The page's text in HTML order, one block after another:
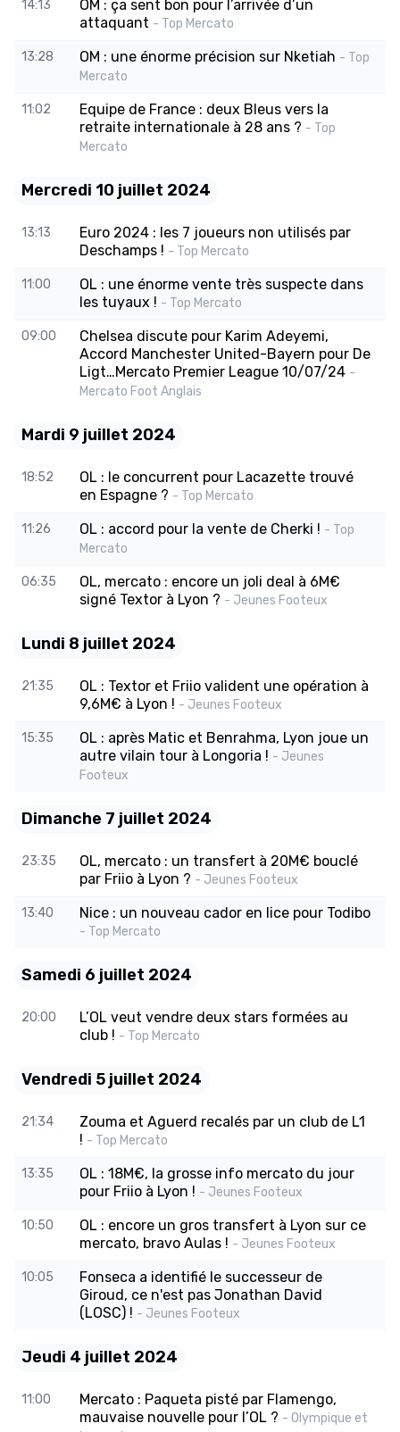
14:13
OM : ça sent bon pour l’arrivée d’un
attaquant - Top Mercato
13:28 OM : une énorme précision sur Nketiah - Top
Mercato
11:02
Equipe de France : deux Bleus vers la
retraite internationale à 28 ans ? - Top
Mercato
Mercredi 10 juillet 2024
13:13
Euro 2024 : les 7 joueurs non utilisés par
Deschamps ! - Top Mercato
11:00
OL : une énorme vente très suspecte dans
les tuyaux ! - Top Mercato
09:00
Chelsea discute pour Karim Adeyemi,
Accord Manchester United-Bayern pour De
Ligt…Mercato Premier League 10/07/24 -
Mercato Foot Anglais
Mardi 9 juillet 2024
18:52
OL : le concurrent pour Lacazette trouvé
en Espagne ? - Top Mercato
11:26 OL : accord pour la vente de Cherki ! - Top
Mercato
06:35
OL, mercato : encore un joli deal à 6M€
signé Textor à Lyon ? - Jeunes Footeux
Lundi 8 juillet 2024
21:35
OL : Textor et Friio valident une opération à
9,6M€ à Lyon ! - Jeunes Footeux
15:35
OL : après Matic et Benrahma, Lyon joue un
autre vilain tour à Longoria ! - Jeunes
Footeux
Dimanche 7 juillet 2024
23:35
OL, mercato : un transfert à 20M€ bouclé
par Friio à Lyon ? - Jeunes Footeux
13:40 Nice : un nouveau cador en lice pour Todibo
- Top Mercato
Samedi 6 juillet 2024
20:00
L’OL veut vendre deux stars formées au
club ! - Top Mercato
Vendredi 5 juillet 2024
21:34
Zouma et Aguerd recalés par un club de L1
! - Top Mercato
13:35
OL : 18M€, la grosse info mercato du jour
pour Friio à Lyon ! - Jeunes Footeux
10:50
OL : encore un gros transfert à Lyon sur ce
mercato, bravo Aulas ! - Jeunes Footeux
10:05
Fonseca a identifié le successeur de
Giroud, ce n'est pas Jonathan David
(LOSC) ! - Jeunes Footeux
Jeudi 4 juillet 2024
11:00
Mercato : Paqueta pisté par Flamengo,
mauvaise nouvelle pour l’OL ? - Olympique et